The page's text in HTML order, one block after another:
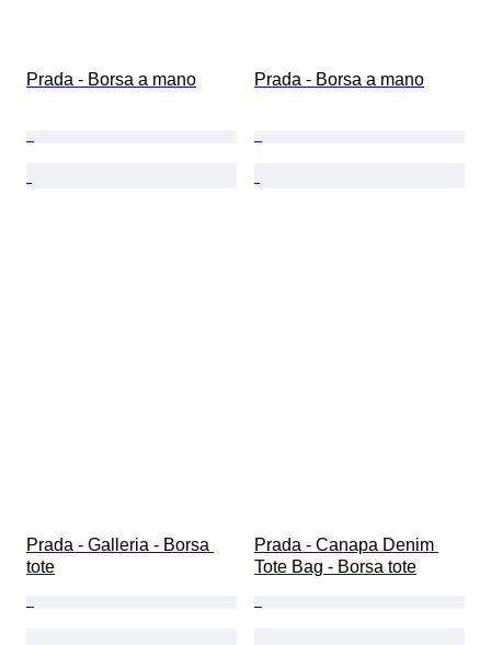
Prada - Borsa a mano Prada - Borsa a mano
Prada - Galleria - Borsa
tote
Prada - Canapa Denim
Tote Bag - Borsa tote